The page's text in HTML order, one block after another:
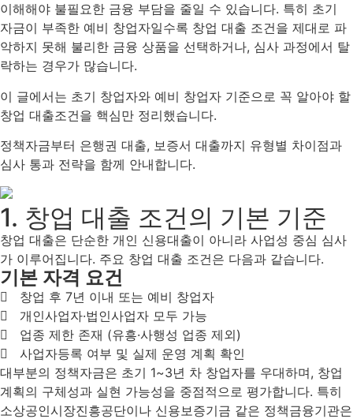
이해해야 불필요한 금융 부담을 줄일 수 있습니다. 특히 초기
자금이 부족한 예비 창업자일수록 창업 대출 조건을 제대로 파
악하지 못해 불리한 금융 상품을 선택하거나, 심사 과정에서 탈
락하는 경우가 많습니다.
이 글에서는 초기 창업자와 예비 창업자 기준으로 꼭 알아야 할
창업 대출조건을 핵심만 정리했습니다.
정책자금부터 은행권 대출, 보증서 대출까지 유형별 차이점과
심사 통과 전략을 함께 안내합니다.
1. 창업 대출 조건의 기본 기준
창업 대출은 단순한 개인 신용대출이 아니라 사업성 중심 심사
가 이루어집니다. 주요 창업 대출 조건은 다음과 같습니다.
기본 자격 요건
창업 후 7년 이내 또는 예비 창업자
개인사업자·법인사업자 모두 가능
업종 제한 존재 (유흥·사행성 업종 제외)
사업자등록 여부 및 실제 운영 계획 확인
대부분의 정책자금은 초기 1~3년 차 창업자를 우대하며, 창업
계획의 구체성과 실현 가능성을 중점적으로 평가합니다. 특히
소상공인시장진흥공단이나 신용보증기금 같은 정책금융기관은